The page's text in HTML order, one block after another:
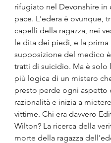
rifugiato nel Devonshire in
pace. L'edera è ovunque,
capelli della ragazza, nei
le dita dei piedi, e la prima
supposizione del medico
tratti di suicidio. Ma è solo
più logica di un mistero
presto perde ogni aspetto
razionalità e inizia a
vittime. Chi era davvero
Wilton? La ricerca della
morte della ragazza